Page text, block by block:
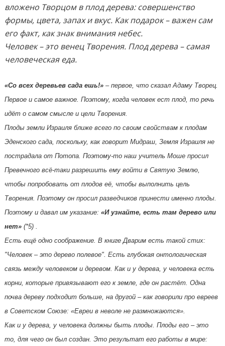
вложено Творцом в плод дерева: совершенство
формы, цвета, запах и вкус. Как подарок – важен сам
его факт, как знак внимания небес.
Человек – это венец Творения. Плод дерева – самая
человеческая еда.
«Со всех деревьев сада ешь!» – первое, что сказал Адаму Творец.
Первое и самое важное. Поэтому, когда человек ест плод, то речь
идёт о самом смысле и цели Творения.
Плоды земли Израиля ближе всего по своим свойствам к плодам
Эденского сада, поскольку, как говорит Мидраш, Земля Израиля не
пострадала от Потопа. Поэтому-то наш учитель Моше просил
Превечного всё-таки разрешить ему войти в Святую Землю,
чтобы попробовать от плодов её, чтобы выполнить цель
Творения. Поэтому он просил разведчиков принести именно плоды.
Поэтому и давал им указание:«И узнайте, есть там дерево или
нет» (*5) .
Есть ещё одно соображение. В книге Дварим есть такой стих:
"Человек – это дерево полевое". Есть глубокая онтологическая
связь между человеком и деревом. Как и у дерева, у человека есть
корни, которые привязывают его к земле, где он растёт. Одна
почва дереву подходит больше, на другой – как говорили про евреев
в Советском Союзе: «Евреи в неволе не размножаются».
Как и у дерева, у человека должны быть плоды. Плоды его – это
то, для чего он был создан. Это результат его работы в мире: